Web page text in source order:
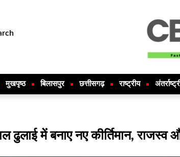
मुखपृष्ठ बिलासपुर छत्तीसगढ़ राष्ट्रीय
ढुलाई में बनाए नए कीर्तिमान,